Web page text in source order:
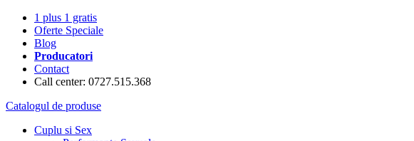
1 plus 1 gratis
Oferte Speciale
Blog
Producatori
Contact
Call center: 0727.515.368
Catalogul de produse
Cuplu si Sex